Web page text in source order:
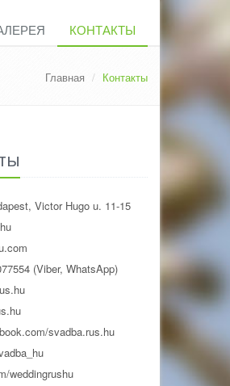
КОНТАКТЫ
Главная Контакты
Victor Hugo u. 11-15
(Viber, WhatsApp)
svadba.rus.hu
weddingrushu